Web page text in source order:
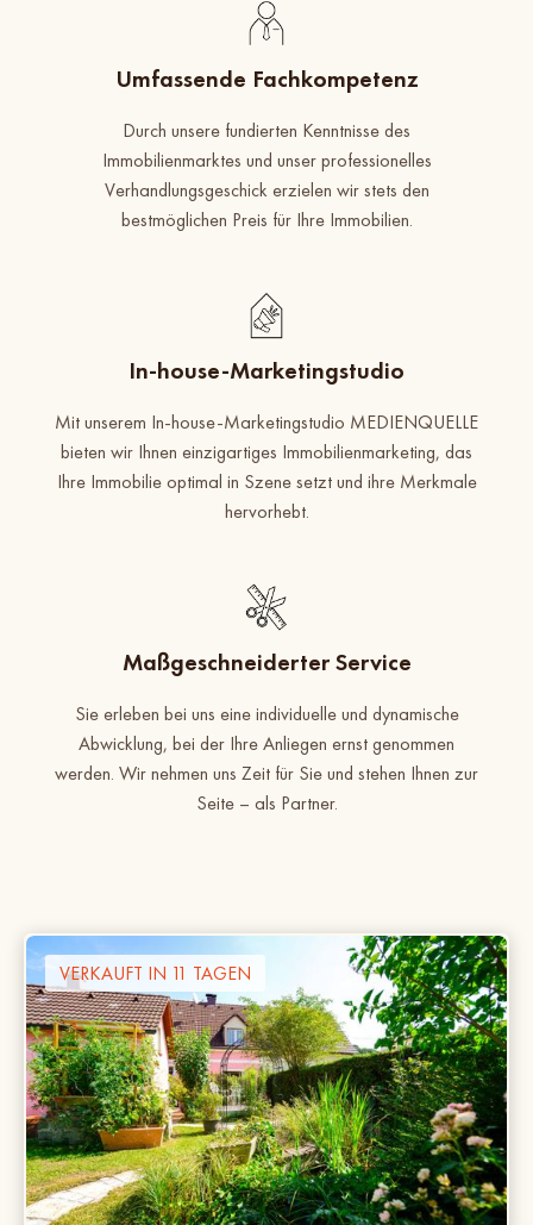
Umfassende Fachkompetenz
Durch unsere fundierten Kenntnisse des
Immobilienmarktes und unser professionelles
Verhandlungsgeschick erzielen wir stets den
bestmöglichen Preis für Ihre Immobilien.
In-house-Marketingstudio
Mit unserem In-house-Marketingstudio MEDIENQUELLE
bieten wir Ihnen einzigartiges Immobilienmarketing, das
Ihre Immobilie optimal in Szene setzt und ihre Merkmale
hervorhebt.
Maßgeschneiderter Service
Sie erleben bei uns eine individuelle und dynamische
Abwicklung, bei der Ihre Anliegen ernst genommen
werden. Wir nehmen uns Zeit für Sie und stehen Ihnen zur
Seite – als Partner.
VERKAUFT IN 11 TAGEN